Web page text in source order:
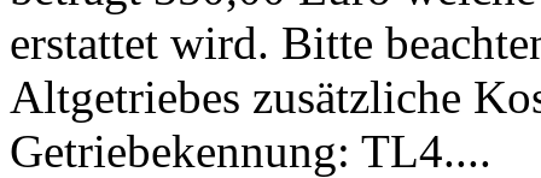
erstattet wird. Bitte
Altgetriebes zusätzliche
Getriebekennung: TL4....